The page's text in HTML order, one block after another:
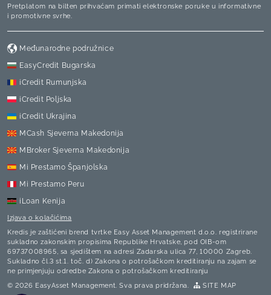
Pretplatom na bilten prihvaćam primati elektronske poruke u informativne
i promotivne svrhe.
Međunarodne podružnice
EasyCredit Bugarska
iCredit Rumunjska
iCredit Poljska
iCredit Ukrajina
MCash Sjeverna Makedonija
MBroker Sjeverna Makedonija
Mi Prestamo Španjolska
Mi Prestamo Peru
iLoan Kenija
Izjava o kolačićima
Kredis je zaštićeni brend tvrtke Easy Asset Management d.o.o. registrirane
sukladno zakonskim propisima Republike Hrvatske, pod OIB-om
69737008965, sa sjedištem na adresi Zadarska ulica 77, 10000 Zagreb.
Sukladno čl.3 st.1. toč. d) Zakona o potrošačkom kreditiranju na zajam se
ne primjenjuju odredbe Zakona o potrošačkom kreditiranju
© 2026 EasyAsset Management. Sva prava pridržana.
SITE MAP